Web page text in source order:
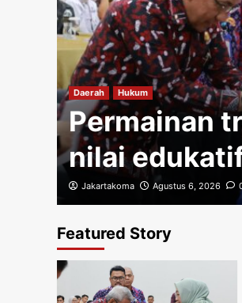
Daerah Hukum
Permainan
nilai
Jakartakoma Agustus 6, 2026
Featured Story